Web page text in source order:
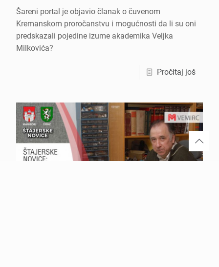
Šareni portal je objavio članak o čuvenom
Kremanskom proročanstvu i mogućnosti da li su oni
predskazali pojedine izume akademika Veljka
Milkovića?
Pročitaj još